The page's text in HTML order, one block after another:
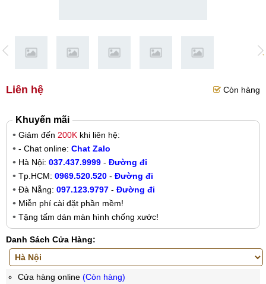
Liên hệ Còn hàng
Khuyến mãi
Giảm đến 200K khi liên hệ:
- Chat online: Chat Zalo
Hà Nội: 037.437.9999 - Đường đi
Tp.HCM: 0969.520.520 - Đường đi
Đà Nẵng: 097.123.9797 - Đường đi
Miễn phí cài đặt phần mềm!
Tặng tấm dán màn hình chống xước!
Danh Sách Cửa Hàng:
Cửa hàng online (Còn hàng)